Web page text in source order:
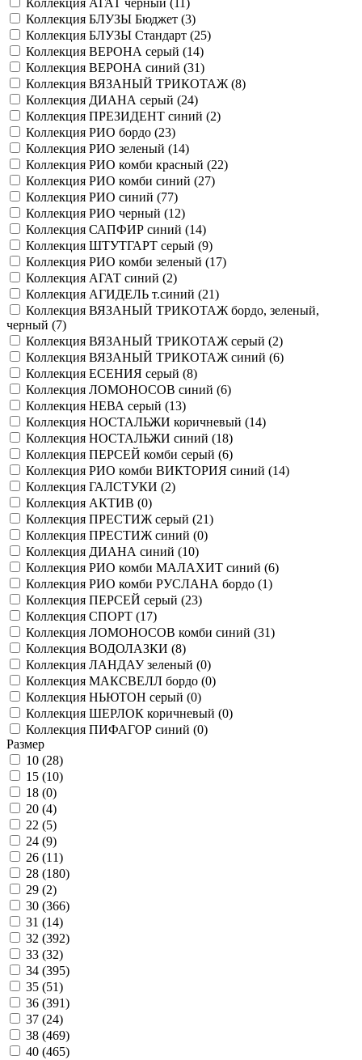
Коллекция АГАТ черный (
)
Коллекция БЛУЗЫ Бюджет (3)
Коллекция БЛУЗЫ Стандарт (25)
Коллекция ВЕРОНА серый (14)
Коллекция ВЕРОНА синий (31)
Коллекция ВЯЗАНЫЙ ТРИКОТАЖ (8)
Коллекция ДИАНА серый (24)
Коллекция ПРЕЗИДЕНТ синий (2)
Коллекция РИО бордо (23)
Коллекция РИО зеленый (14)
Коллекция РИО комби красный (22)
Коллекция РИО комби синий (27)
Коллекция РИО синий (77)
Коллекция РИО черный (12)
Коллекция САПФИР синий (14)
Коллекция ШТУТГАРТ серый (9)
Коллекция РИО комби зеленый (17)
Коллекция АГАТ синий (2)
Коллекция АГИДЕЛЬ т.синий (21)
Коллекция ВЯЗАНЫЙ ТРИКОТАЖ бордо, зеленый,
черный (7)
Коллекция ВЯЗАНЫЙ ТРИКОТАЖ серый (2)
Коллекция ВЯЗАНЫЙ ТРИКОТАЖ синий (6)
Коллекция ЕСЕНИЯ серый (8)
Коллекция ЛОМОНОСОВ синий (6)
Коллекция НЕВА серый (13)
Коллекция НОСТАЛЬЖИ коричневый (14)
Коллекция НОСТАЛЬЖИ синий (18)
Коллекция ПЕРСЕЙ комби серый (6)
Коллекция РИО комби ВИКТОРИЯ синий (14)
Коллекция ГАЛСТУКИ (2)
Коллекция АКТИВ (0)
Коллекция ПРЕСТИЖ серый (21)
Коллекция ПРЕСТИЖ синий (0)
Коллекция ДИАНА синий (10)
Коллекция РИО комби МАЛАХИТ синий (6)
Коллекция РИО комби РУСЛАНА бордо (1)
Коллекция ПЕРСЕЙ серый (23)
Коллекция СПОРТ (17)
Коллекция ЛОМОНОСОВ комби синий (31)
Коллекция ВОДОЛАЗКИ (8)
Коллекция ЛАНДАУ зеленый (0)
Коллекция МАКСВЕЛЛ бордо (0)
Коллекция НЬЮТОН серый (0)
Коллекция ШЕРЛОК коричневый (0)
Коллекция ПИФАГОР синий (0)
Размер
10 (28)
15 (10)
18 (0)
20 (4)
22 (5)
24 (9)
26 (11)
28 (180)
29 (2)
30 (366)
31 (14)
32 (392)
33 (32)
34 (395)
35 (51)
36 (391)
37 (24)
38 (469)
40 (465)